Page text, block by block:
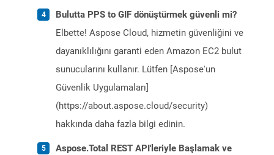
Bulutta PPS to GIF dönüştürmek güvenli mi?
Elbette! Aspose Cloud, hizmetin güvenliğini ve
dayanıklılığını garanti eden Amazon EC2 bulut
sunucularını kullanır. Lütfen [Aspose'un
Güvenlik Uygulamaları]
(https://about.aspose.cloud/security)
hakkında daha fazla bilgi edinin.
Aspose.Total REST API'leriyle Başlamak ve